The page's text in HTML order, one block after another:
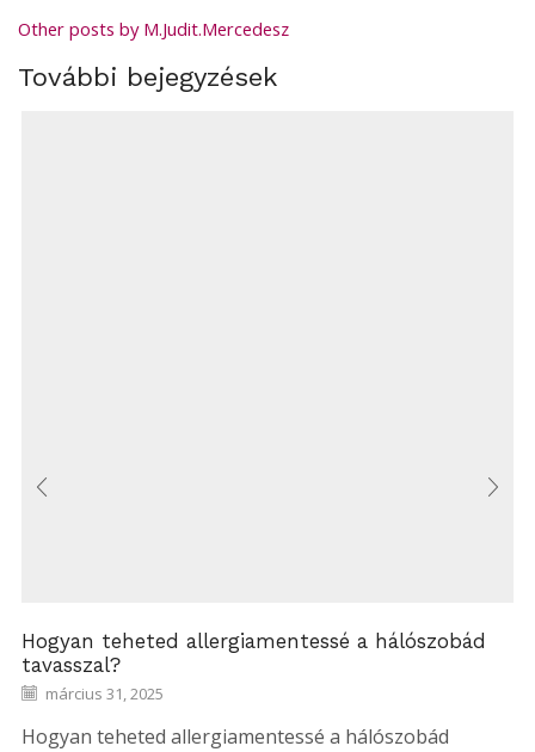
Other posts by M.Judit.Mercedesz
További bejegyzések
Hogyan teheted allergiamentessé a hálószobád
tavasszal?
március 31, 2025
Hogyan teheted allergiamentessé a hálószobád